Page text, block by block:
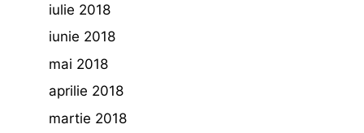
iulie 2018
iunie 2018
mai 2018
aprilie 2018
martie 2018